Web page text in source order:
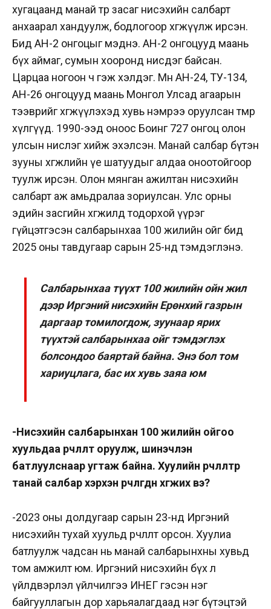
хугацаанд манай төр засаг нисэхийн салбарт
анхаарал хандуулж, бодлогоор хөгжүүлж ирсэн.
Бид АН-2 онгоцыг мэднэ. АН-2 онгоцууд маань
бүх аймаг, сумын хооронд нисдэг байсан.
Царцаа ногоон ч гэж хэлдэг. Мөн АН-24, ТУ-134,
АН-26 онгоцууд маань Монгол Улсад агаарын
тээврийг хөгжүүлэхэд хувь нэмрээ оруулсан төмөр
хүлгүүд. 1990-ээд оноос Боинг 727 онгоц олон
улсын нислэг хийж эхэлсэн. Манай салбар бүтэн
зууны хөгжлийн үе шатуудыг алдаа оноотойгоор
туулж ирсэн. Олон мянган ажилтан нисэхийн
салбарт аж амьдралаа зориулсан. Улс орны
эдийн засгийн хөгжилд тодорхой үүрэг
гүйцэтгэсэн салбарынхаа 100 жилийн ойг бид
2025 оны тавдугаар сарын 25-нд тэмдэглэнэ.
Салбарынхаа түүхт 100 жилийн ойн жил
дээр Иргэний нисэхийн Ерөнхий газрын
даргаар томилогдож, зуунаар ярих
түүхтэй салбарынхаа ойг тэмдэглэх
болсондоо баяртай байна. Энэ бол том
хариуцлага, бас их хувь заяа юм
-Нисэхийн салбарынхан 100 жилийн ойгоо
хуульдаа өөрчлөлт оруулж, шинэчлэн
батлуулснаар угтаж байна. Хуулийн өөрчлөлтөөр
танай салбар хэрхэн өөрчлөгдөн хөгжих вэ?
-2023 оны долдугаар сарын 23-нд Иргэний
нисэхийн тухай хуульд өөрчлөлт орсон. Хуулиа
батлуулж чадсан нь манай салбарынхны хувьд
том амжилт юм. Иргэний нисэхийн бүх л
үйлдвэрлэл үйлчилгээ ИНЕГ гэсэн нэг
байгууллагын дор харьяалагдаад нэг бүтэцтэй